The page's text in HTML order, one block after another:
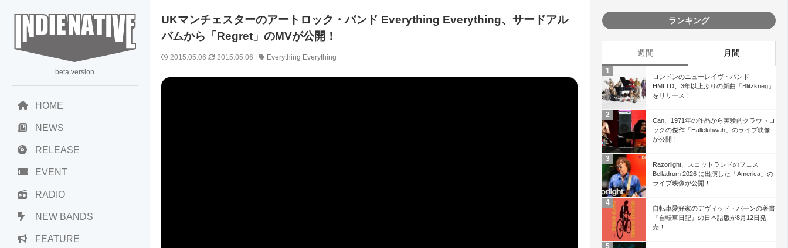
beta version
HOME
NEWS
RELEASE
EVENT
RADIO
NEW BANDS
FEATURE
UKマンチェスターのアートロック・バンド Everything Everything、サードアル
バムから「Regret」のMVが公開！
2015.05.06 2015.05.06 | Everything Everything
ランキング
週間 月間
ロンドンのニューレイヴ・バンド
HMLTD、3年以上ぶりの新曲「Blitzkrieg」
をリリース！
Can、1971年の作品から実験的クラウトロ
ックの傑作「Halleluhwah」のライブ映像
が公開！
Razorlight、スコットランドのフェス
Belladrum 2026 に出演した「America」の
ライブ映像が公開！
自転車愛好家のデヴィッド・バーンの著書
『自転車日記』の日本語版が8月12日発
売！